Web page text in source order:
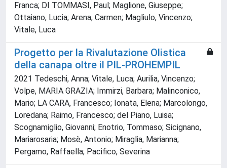
Franca; DI TOMMASI, Paul; Maglione, Giuseppe;
Ottaiano, Lucia; Arena, Carmen; Magliulo, Vincenzo;
Vitale, Luca
Progetto per la Rivalutazione Olistica
della canapa oltre il PIL-PROHEMPIL
2021 Tedeschi, Anna; Vitale, Luca; Aurilia, Vincenzo;
Volpe, MARIA GRAZIA; Immirzi, Barbara; Malinconico,
Mario; LA CARA, Francesco; Ionata, Elena; Marcolongo,
Loredana; Raimo, Francesco; del Piano, Luisa;
Scognamiglio, Giovanni; Enotrio, Tommaso; Sicignano,
Mariarosaria; Mosè, Antonio; Miraglia, Marianna;
Pergamo, Raffaella; Pacifico, Severina